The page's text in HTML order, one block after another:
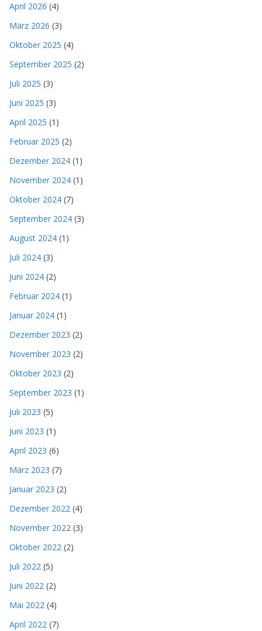
April 2026 (4)
März 2026 (3)
Oktober 2025 (4)
September 2025 (2)
Juli 2025 (3)
Juni 2025 (3)
April 2025 (1)
Februar 2025 (2)
Dezember 2024 (1)
November 2024 (1)
Oktober 2024 (7)
September 2024 (3)
August 2024 (1)
Juli 2024 (3)
Juni 2024 (2)
Februar 2024 (1)
Januar 2024 (1)
Dezember 2023 (2)
November 2023 (2)
Oktober 2023 (2)
September 2023 (1)
Juli 2023 (5)
Juni 2023 (1)
April 2023 (6)
März 2023 (7)
Januar 2023 (2)
Dezember 2022 (4)
November 2022 (3)
Oktober 2022 (2)
Juli 2022 (5)
Juni 2022 (2)
Mai 2022 (4)
April 2022 (7)